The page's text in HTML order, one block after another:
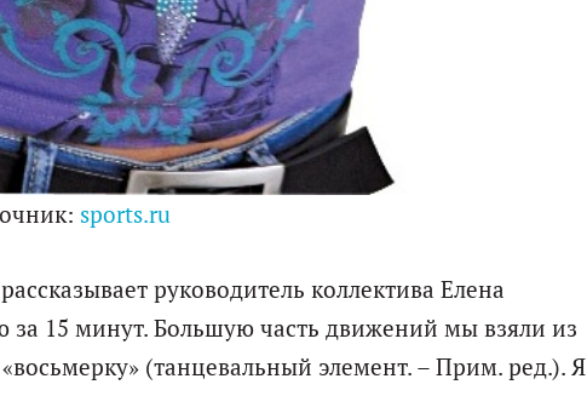
sports.ru
руководитель коллектива Елена
15 минут. Большую часть движений мы взяли из
(танцевальный элемент. – Прим. ред.). Я